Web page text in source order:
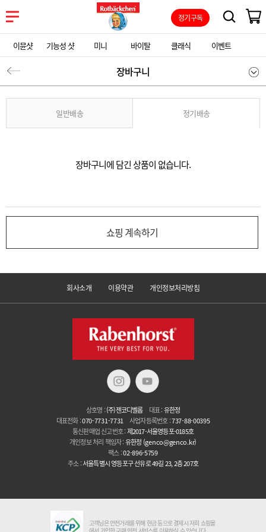
정기구독
이뮨샷 기능성 샷 미니 바이탈 클래식 이벤트
장바구니
일반배송 정기배송
장바구니에 담긴 상품이 없습니다.
쇼핑 계속하기
회사소개 이용약관 개인정보처리방침
상호명 :(주)젠코디벨롭 대표 :유한정
대표전화 :070-7731-7731 사업자등록번호 :737-88-00395
통신판매업 신고번호 :제2017-서울영등포-0185호
개인정보 처리 책임자 :유한정 (genco@genco.kr)
팩스 :02-896-5759
주소 :서울특별시 영등포구 선유로 49길 23, 2층 207호
고객님은 안전거래를 위해 현금 등으로 결제시 저희 쇼핑몰